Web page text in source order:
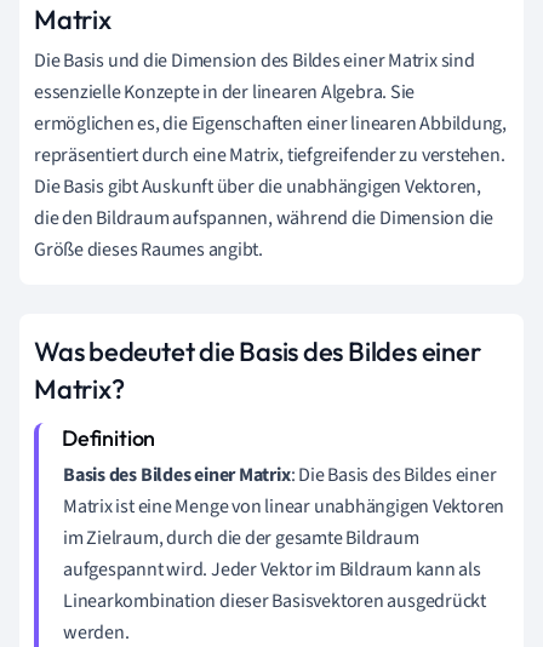
Matrix
Die Basis und die Dimension des Bildes einer Matrix sind
essenzielle Konzepte in der linearen Algebra. Sie
ermöglichen es, die Eigenschaften einer linearen Abbildung,
repräsentiert durch eine Matrix, tiefgreifender zu verstehen.
Die Basis gibt Auskunft über die unabhängigen Vektoren,
die den Bildraum aufspannen, während die Dimension die
Größe dieses Raumes angibt.
Was bedeutet die Basis des Bildes einer
Matrix?
Basis des Bildes einer Matrix: Die Basis des Bildes einer
Matrix ist eine Menge von linear unabhängigen Vektoren
im Zielraum, durch die der gesamte Bildraum
aufgespannt wird. Jeder Vektor im Bildraum kann als
Linearkombination dieser Basisvektoren ausgedrückt
werden.